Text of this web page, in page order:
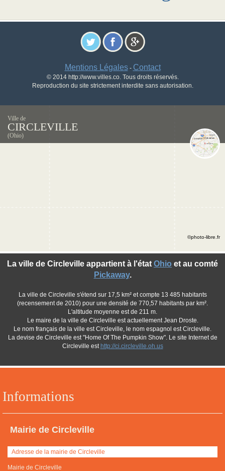
Mentions Légales- Contact
© 2014 http://www.villes.co. Tous droits réservés.
Reproduction du site strictement interdite sans autorisation.
Ville de
CIRCLEVILLE
(Ohio)
Informations
Mairie de Circleville
Adresse de la mairie de Circleville
Mairie de Circleville
La ville de Circleville appartient à l'état Ohio et au comté
Pickaway.
La ville de Circleville s'étend sur 17,5 km² et compte 13 485 habitants
(recensement de 2010) pour une densité de 770,57 habitants par km².
L'altitude moyenne est de 211 m.
Le maire de la ville de Circleville est actuellement Jean Droste.
Le nom français de la ville est Circleville, le nom espagnol est Circleville.
La devise de Circleville est "Home Of The Pumpkin Show". Le site Internet de
Circleville est http://ci.circleville.oh.us
©photo-libre.fr